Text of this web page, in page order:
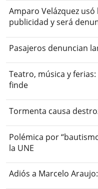
Amparo Velázquez
publicidad y será
Pasajeros denuncian
Teatro, música y
finde
Tormenta causa
Polémica por
la UNE
Adiós a Marcelo